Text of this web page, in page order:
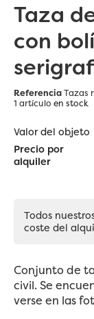
Taza
con
ReferenciaTazas
1 artículo en stock
Valor del objeto
Precio por
alquiler
Todos
coste del
Conjunto de
civil. Se
verse en las